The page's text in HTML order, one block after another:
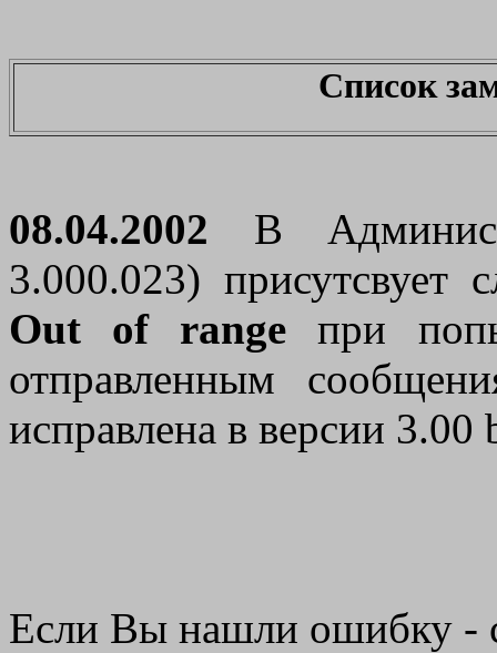
Список
08.04.2002 В
3.000.023) присутсвует
Out of range при
отправленным
исправлена в версии
Если Вы нашли ошибку -